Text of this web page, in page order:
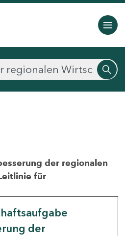
der regionalen
für
der